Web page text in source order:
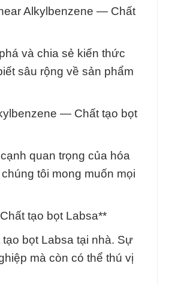
Alkylbenzene — Chất
và chia sẻ kiến thức
sâu rộng về sản phẩm
— Chất tạo bọt
quan trọng của hóa
tôi mong muốn mọi
tạo bọt Labsa**
bọt Labsa tại nhà. Sự
mà còn có thể thú vị